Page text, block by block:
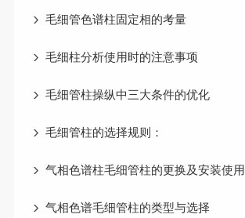
毛细管色谱柱固定相的考量
毛细柱分析使用时的注意事项
毛细管柱操纵中三大条件的优化
毛细管柱的选择规则：
气相色谱柱毛细管柱的更换及安装使用
气相色谱毛细管柱的类型与选择